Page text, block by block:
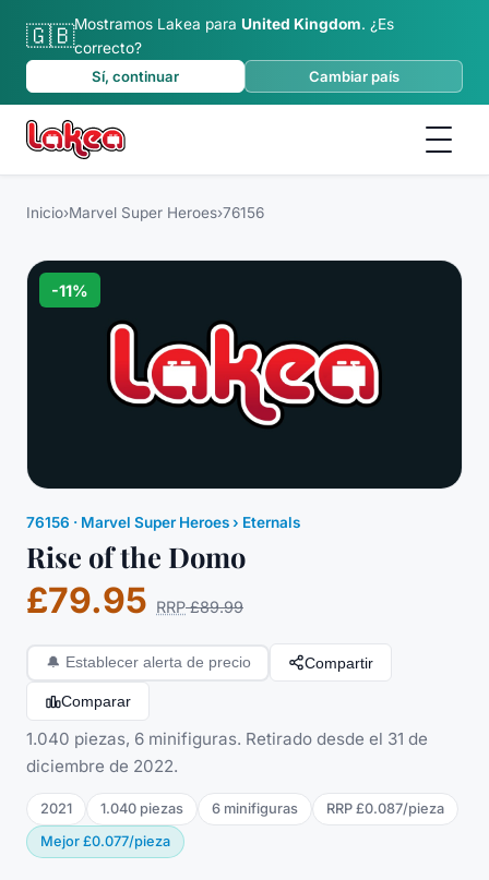
🇬🇧Mostramos Lakea para United Kingdom. ¿Es
correcto?
Sí, continuar
Cambiar país
Inicio›Marvel Super Heroes›76156
-11%
76156 · Marvel Super Heroes› Eternals
Rise of the Domo
£79.95 RRP £89.99
🔔 Establecer alerta de precio Compartir
Comparar
1.040 piezas, 6 minifiguras. Retirado desde el 31 de
diciembre de 2022.
2021 1.040 piezas 6 minifiguras RRP £0.087/pieza
Mejor £0.077/pieza